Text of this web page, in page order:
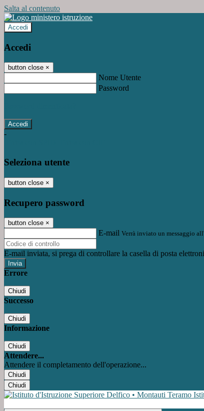
Salta al contenuto
Accedi
Accedi
button close ×
Nome Utente
Password
-
Seleziona utente
button close ×
Recupero password
button close ×
E-mail Verrà inviato un messaggio
E-mail inviata, si prega di controllare la casella di posta
Errore
Chiudi
Successo
Chiudi
Informazione
Chiudi
Attendere...
Attendere il completamento dell'operazione...
Chiudi
Chiudi